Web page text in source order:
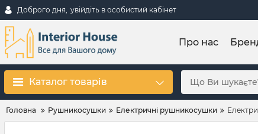
Доброго дня, увійдіть в особистий кабінет
Про нас
Каталог товарів
Головна Рушникосушки Електричні рушникосушки